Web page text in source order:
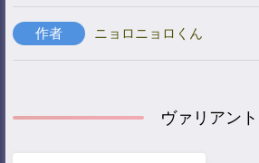
作者 ニョロニョロくん
ヴァリアント